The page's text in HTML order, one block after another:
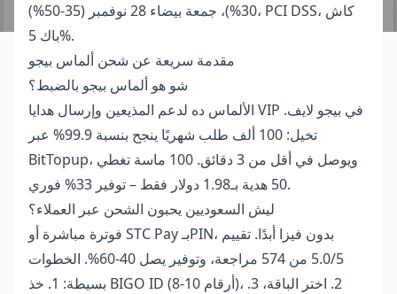
30%)، جمعة بيضاء 28 نوفمبر (35-50%)، PCI DSS، كاش
باك 5%.
مقدمة سريعة عن شحن ألماس بيجو
شو هو ألماس بيجو بالضبط؟
الألماس ده لدعم المذيعين وإرسال هدايا VIP في بيجو لايف.
تخيل: 100 ألف طلب شهريًا ينجح بنسبة 99.9% عبر
BitTopup، ويوصل في أقل من 3 دقائق. 100 ماسة تغطي
50 هدية بـ1.98 دولار فقط – توفير 33% فوري.
ليش السعوديين يحبون الشحن عبر العملاء؟
فوترة مباشرة أو STC Pay بـPIN، بدون فيزا أبدًا. تقييم
5.0/5 من 574 مراجعة، وتوفير يصل 40-60%. الخطوات
بسيطة: 1. خذ BIGO ID (8-10 أرقام)، 2. اختر الباقة، 3.